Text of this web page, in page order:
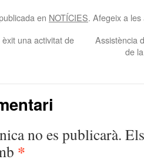
en NOTÍCIES. Afegeix a
una activitat de
Assistència
de
no es publicarà.
*